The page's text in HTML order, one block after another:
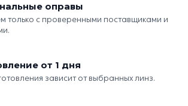
оправы
только с проверенными поставщиками и
от 1 дня
зависит от выбранных линз.